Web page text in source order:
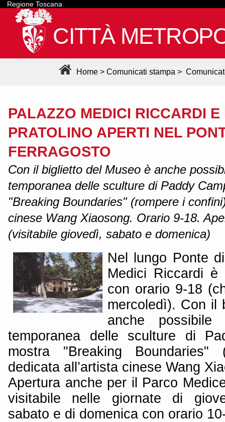
Regione Toscana
CITTÀ
Home > Comunicati stampa >
PALAZZO MEDICI RICCARDI E
PRATOLINO APERTI NEL
FERRAGOSTO
Con il biglietto del Museo è anche
temporanea delle sculture di Paddy
"Breaking Boundaries" (rompere i
cinese Wang Xiaosong. Orario 9-18.
(visitabile giovedì, sabato e domenica)
Nel lungo Ponte
Medici Riccardi è
con orario 9-18
mercoledì). Con il
anche
temporanea delle sculture di
mostra "Breaking
dedicata all’artista cinese Wang
Apertura anche per il Parco
visitabile nelle giornate di
sabato e di domenica con orario